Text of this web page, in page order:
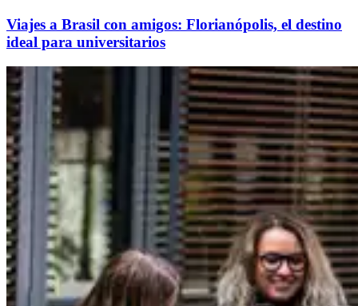
Viajes a Brasil con amigos: Florianópolis, el destino
ideal para universitarios